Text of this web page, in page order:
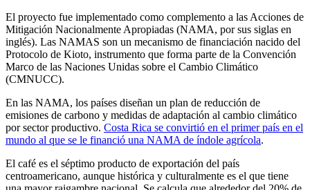
El proyecto fue implementado como complemento a las Acciones de
Mitigación Nacionalmente Apropiadas (NAMA, por sus siglas en
inglés). Las NAMAS son un mecanismo de financiación nacido del
Protocolo de Kioto, instrumento que forma parte de la Convención
Marco de las Naciones Unidas sobre el Cambio Climático
(CMNUCC).
En las NAMA, los países diseñan un plan de reducción de
emisiones de carbono y medidas de adaptación al cambio climático
por sector productivo. Costa Rica se convirtió en el primer país en el
mundo al que se le financió una NAMA de índole agrícola.
El café es el séptimo producto de exportación del país
centroamericano, aunque histórica y culturalmente es el que tiene